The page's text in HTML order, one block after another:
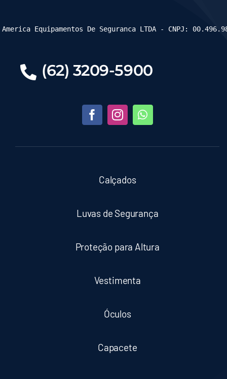
(62) 3209-5900
Calçados
Luvas de Segurança
Proteção para Altura
Vestimenta
Óculos
Capacete
Equipamentos De Seguranca LTDA - CNPJ: